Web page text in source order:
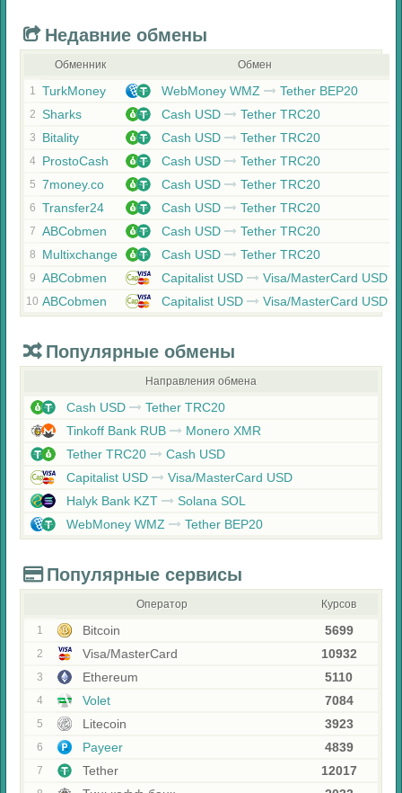
Недавние обмены
Обменник Обмен
1 TurkMoney WebMoney WMZ Tether BEP20
2 Sharks Cash USD Tether TRC20
3 Bitality Cash USD Tether TRC20
4 ProstoCash Cash USD Tether TRC20
5 7money.co Cash USD Tether TRC20
6 Transfer24 Cash USD Tether TRC20
7 ABCobmen Cash USD Tether TRC20
8 Multixchange Cash USD Tether TRC20
9 ABCobmen Capitalist USD Visa/MasterCard USD
10 ABCobmen Capitalist USD Visa/MasterCard USD
Популярные обмены
Направления обмена
Cash USD
Tether TRC20
Tinkoff Bank RUB
Monero XMR
Tether TRC20
Cash USD
Capitalist USD
Visa/MasterCard USD
Halyk Bank KZT
Solana SOL
WebMoney WMZ
Tether BEP20
Популярные сервисы
Оператор Курсов
1 Bitcoin 5699
2 Visa/MasterCard 10932
3 Ethereum 5110
4 Volet 7084
5 Litecoin 3923
6 Payeer 4839
7 Tether 12017